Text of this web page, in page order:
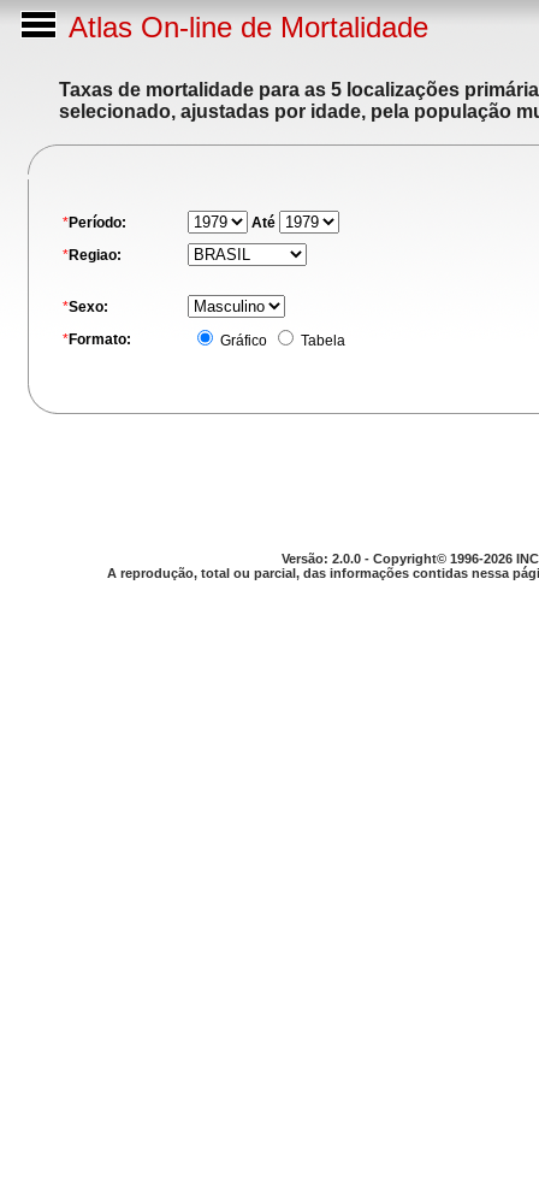
Atlas On-line de Mortalidade
Taxas de mortalidade para as 5 localizações
selecionado, ajustadas por idade, pela população
*Período:
Até
*Regiao:
*Sexo:
*Formato: Gráfico Tabela
Versão: 2.0.0 - Copyright© 1996-2026
A reprodução, total ou parcial, das informações contidas nessa